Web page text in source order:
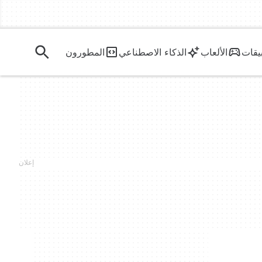
الألعاب الذكاء الاصطناعي المطورون